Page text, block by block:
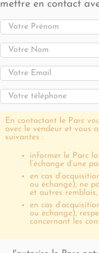
mettre en contact
En contactant le Parc
avec le vendeur et vous
suivantes :
informer le Parc
l’échange d’une
en cas
ou échange), ne
et autres remblais,
en cas
ou échange),
concernant les